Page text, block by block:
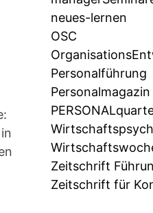
neues-lernen
OSC
Personalführung
Personalmagazin
Zeitschrift
Zeitschrift für